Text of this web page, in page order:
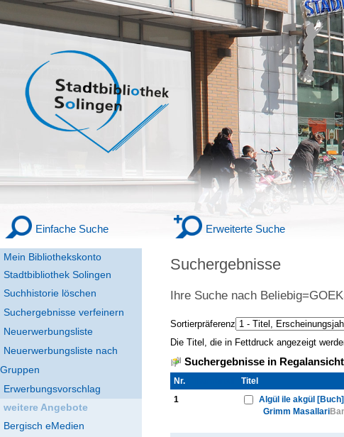
Mein Bibliothekskonto
Stadtbibliothek Solingen
Einfache Suche Erweiterte Suche
Suchhistorie löschen
Suchergebnisse verfeinern
Neuerwerbungsliste
Neuerwerbungsliste nach
Gruppen
Erwerbungsvorschlag
weitere Angebote
Bergisch eMedien
Suchergebnisse
Ihre Suche nach
Sortierpräferenz
Die Titel, die in Fettdruck angezeigt
Suchergebnisse in
Nr. Titel
1
Algül ile akgül [Buch]
Grimm Masallari